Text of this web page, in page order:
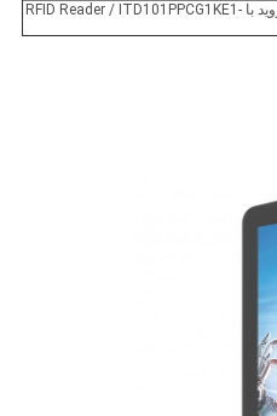
10.1 اینچی رایانه ای غیر آندروید با RFID Reader / ITD101PPCG1KE1-